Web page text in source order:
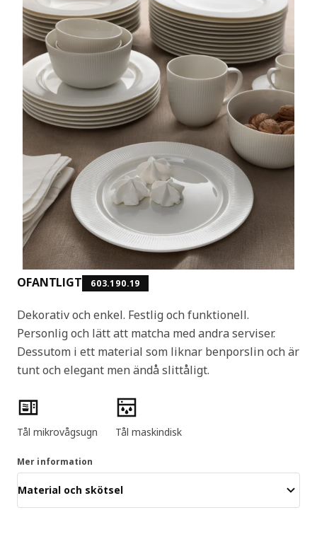
OFANTLIGT 603.190.19
Dekorativ och enkel. Festlig och funktionell.
Personlig och lätt att matcha med andra serviser.
Dessutom i ett material som liknar benporslin och är
tunt och elegant men ändå slittåligt.
Produktens egenskaper
Tål mikrovågsugn Tål maskindisk
Mer information
Material och skötsel